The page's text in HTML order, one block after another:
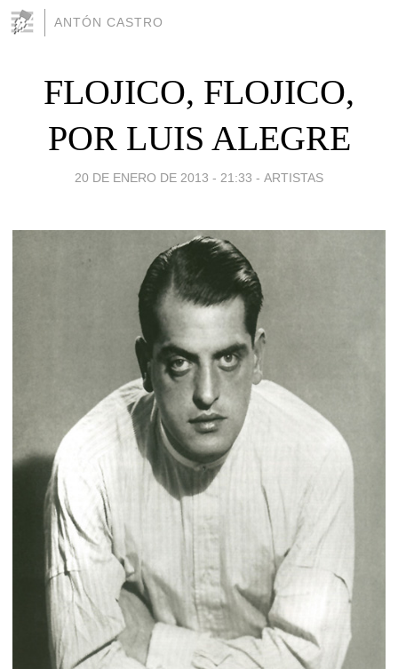
ANTÓN CASTRO
FLOJICO, FLOJICO,
POR LUIS ALEGRE
20 DE ENERO DE 2013 - 21:33 - ARTISTAS